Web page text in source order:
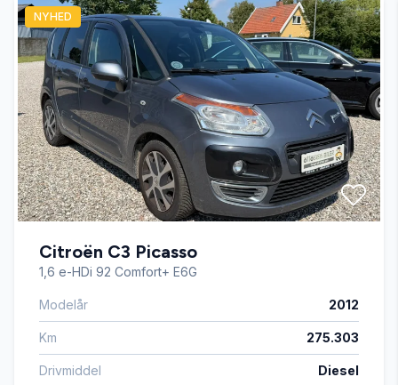
Servostyring
Startspærre
NYHED
Citroën C3 Picasso
1,6 e-HDi 92 Comfort+ E6G
Modelår 2012
Km 275.303
Drivmiddel Diesel